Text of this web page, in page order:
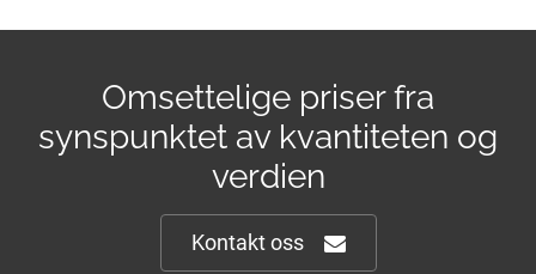
Omsettelige priser fra
synspunktet av kvantiteten og
verdien
Kontakt oss